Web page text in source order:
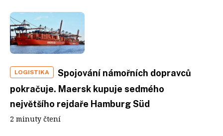
LOGISTIKA
Spojování námořních dopravců
pokračuje. Maersk kupuje sedmého
největšího rejdaře Hamburg Süd
2 minuty čtení